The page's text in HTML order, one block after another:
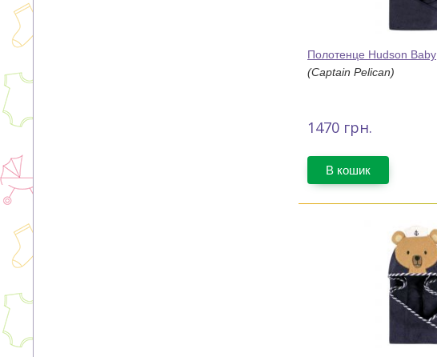
Полотенце Hudson Baby
(Captain Pelican)
1470 грн.
В кошик